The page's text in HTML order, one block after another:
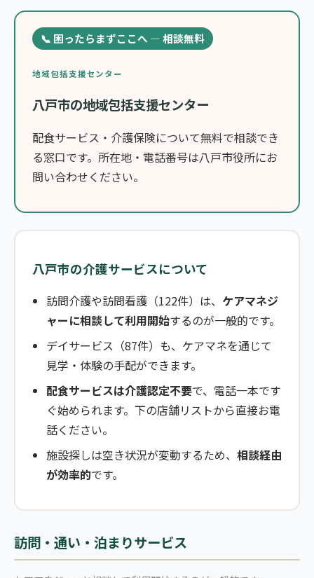
📞 困ったらまずここへ — 相談無料
地域包括支援センター
八戸市の地域包括支援センター
配食サービス・介護保険について無料で相談でき
る窓口です。所在地・電話番号は八戸市役所にお
問い合わせください。
八戸市の介護サービスについて
訪問介護や訪問看護（122件）は、 ケアマネジ
ャーに相談して利用開始するのが一般的です。
デイサービス（87件）も、ケアマネを通じて
見学・体験の手配ができます。
配食サービスは介護認定不要で、電話一本です
ぐ始められます。下の店舗リストから直接お電
話ください。
施設探しは空き状況が変動するため、 相談経由
が効率的です。
訪問・通い・泊まりサービス